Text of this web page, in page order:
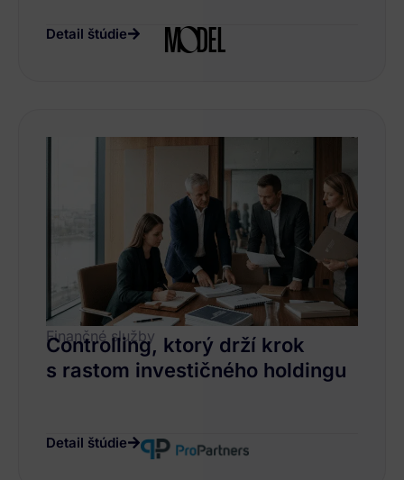
Detail štúdie
Finančné služby
Controlling, ktorý drží krok
s rastom investičného holdingu
Detail štúdie